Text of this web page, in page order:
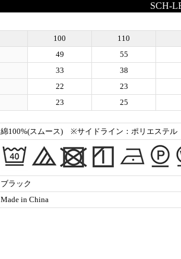
SCH-
100
110
49
55
33
38
22
23
23 25
綿100%(スムース) ※サイドライン：ポリエステル
ブラック
Made in China